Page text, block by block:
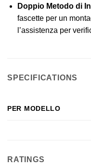
Doppio Metodo di
fascette per un
l’assistenza per
SPECIFICATIONS
PER MODELLO
RATINGS